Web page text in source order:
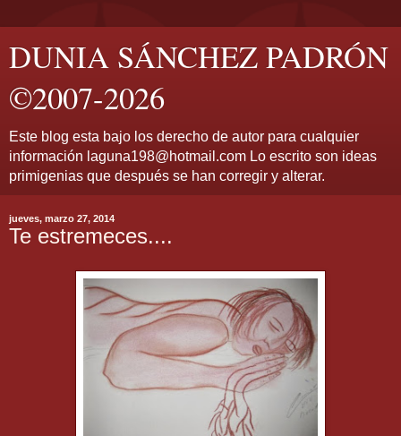
DUNIA SÁNCHEZ PADRÓN
©2007-2026
Este blog esta bajo los derecho de autor para cualquier
información laguna198@hotmail.com Lo escrito son ideas
primigenias que después se han corregir y alterar.
jueves, marzo 27, 2014
Te estremeces....